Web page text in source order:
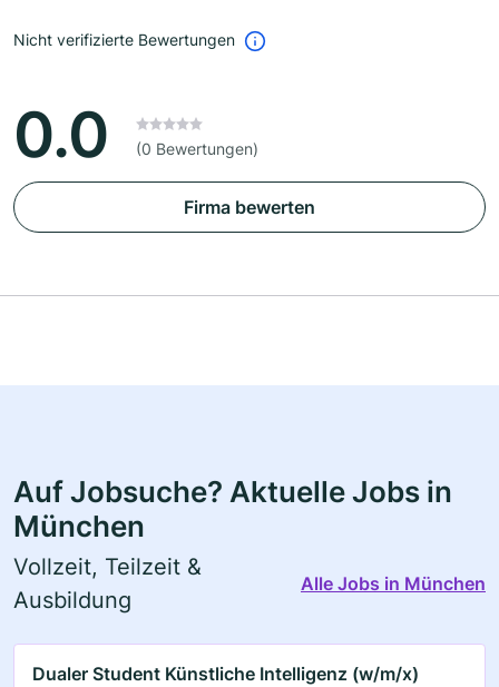
Nicht verifizierte Bewertungen
0.0 (0 Bewertungen)
Firma bewerten
Auf Jobsuche? Aktuelle Jobs in
München
Vollzeit, Teilzeit &
Ausbildung
Alle Jobs in München
Dualer Student Künstliche Intelligenz (w/m/x)